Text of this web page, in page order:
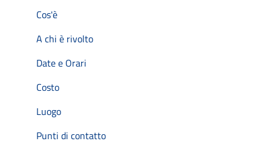
Cos'è
A chi è rivolto
Date e Orari
Costo
Luogo
Punti di contatto